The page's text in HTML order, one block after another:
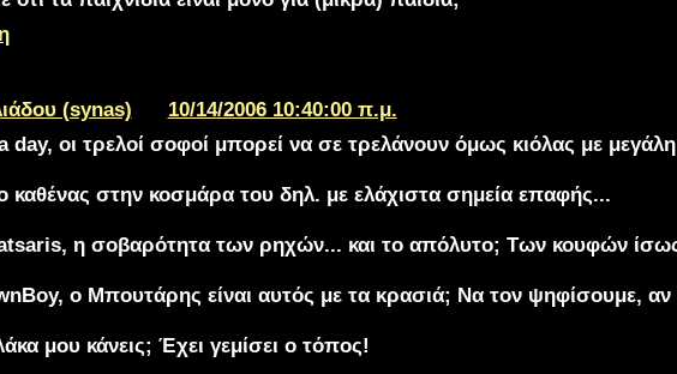
(synas)
10/14/2006 10:40:00 π.μ.
day, οι τρελοί σοφοί μπορεί να σε τρελάνουν όμως κιόλας με
καθένας στην κοσμάρα του δηλ. με ελάχιστα σημεία επαφής...
, η σοβαρότητα των ρηχών... και το απόλυτο; Των κουφών
, ο Μπουτάρης είναι αυτός με τα κρασιά; Να τον ψηφίσουμε, αν
μου κάνεις; Έχει γεμίσει ο τόπος!